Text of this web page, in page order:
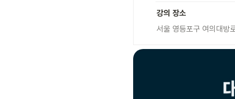
강의 장소
서울 영등포구 여의대방